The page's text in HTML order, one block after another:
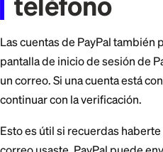
bloquear
Verifica
teléfono